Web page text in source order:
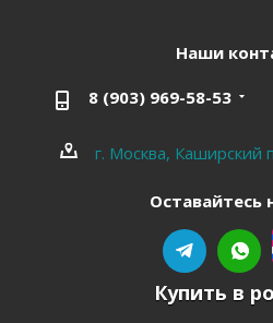
Наши
8 (903) 969-58-53
г. Москва, Каширский
Оставайтесь
Купить в